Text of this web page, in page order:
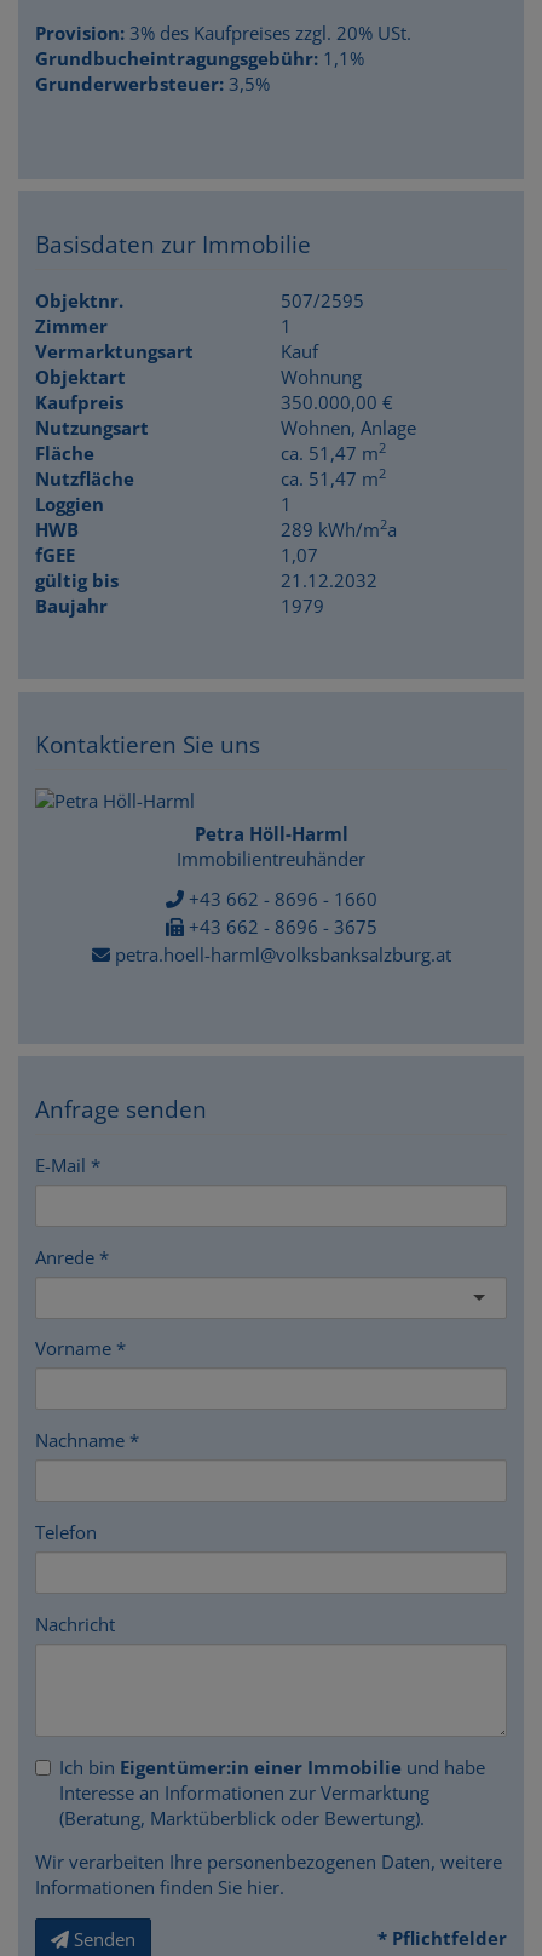
Provision: 3% des Kaufpreises zzgl. 20% USt.
Grundbucheintragungsgebühr: 1,1%
Grunderwerbsteuer: 3,5%
Basisdaten zur Immobilie
Objektnr.
507/2595
Zimmer
1
Vermarktungsart
Kauf
Objektart
Wohnung
Kaufpreis
350.000,00 €
Nutzungsart
Wohnen Anlage
Fläche
ca. 51,47 m2
Nutzfläche ca. 51,47 m2
Loggien
1
HWB
289 kWh/m2a
fGEE
1,07
gültig bis
21.12.2032
Baujahr
1979
Kontaktieren Sie uns
Petra Höll-Harml
Immobilientreuhänder
+43 662 - 8696 - 1660
+43 662 - 8696 - 3675
petra.hoell-harml@volksbanksalzburg.at
Anfrage senden
E-Mail
Anrede
Vorname
Nachname
Telefon
Nachricht
Ich bin Eigentümer:in einer Immobilie und habe
Interesse an Informationen zur Vermarktung
(Beratung, Marktüberblick oder Bewertung).
Wir verarbeiten Ihre personenbezogenen Daten, weitere
Informationen finden Sie hier.
Senden * Pflichtfelder